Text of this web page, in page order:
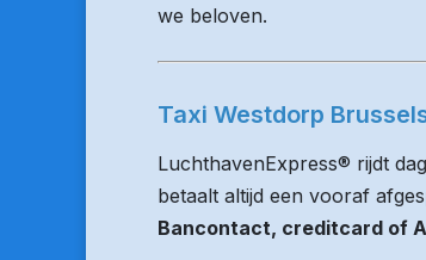
we beloven.
Taxi Westdorp
LuchthavenExpress® rijdt
betaalt altijd een vooraf
Bancontact, creditcard of